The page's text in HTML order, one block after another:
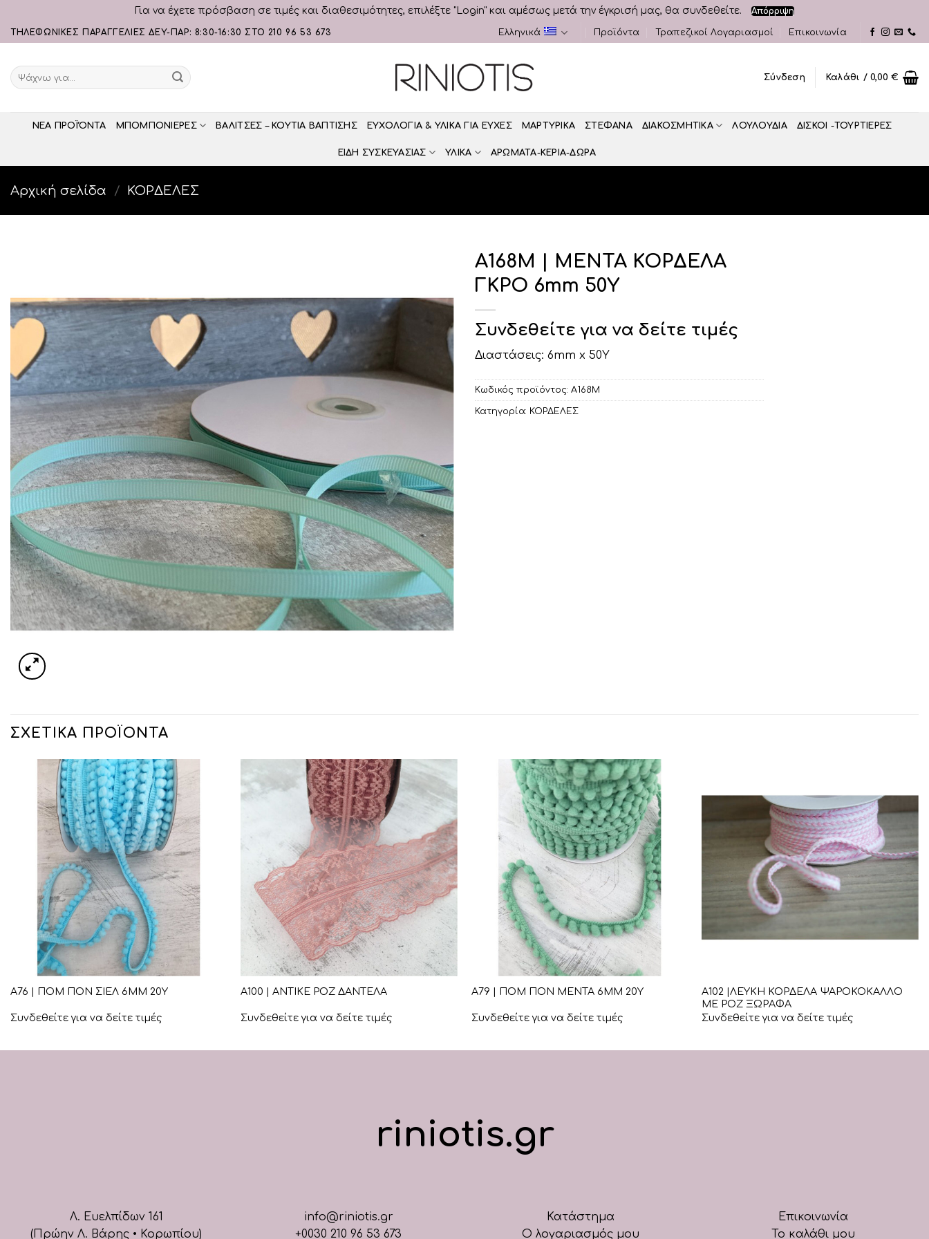
Για να έχετε πρόσβαση σε τιμές και διαθεσιμότητες, επιλέξτε "Login" και αμέσως μετά την έγκρισή μας, θα συνδεθείτε. Απόρριψη
Skip
to
content
ΤΗΛΕΦΩΝΙΚΕΣ ΠΑΡΑΓΓΕΛΙΕΣ ΔΕΥ-ΠΑΡ: 8:30-16:30 ΣΤΟ 210 96 53 673 Ελληνικά Προϊόντα Τραπεζικοί Λογαριασμοί Επικοινωνία
Αναζήτηση
για:
Σύνδεση Καλάθι /0,00€
ΝΕΑ ΠΡΟΪΌΝΤΑ ΜΠΟΜΠΟΝΙΕΡΕΣ ΒΑΛΙΤΣΕΣ – ΚΟΥΤΙΑ ΒΑΠΤΙΣΗΣ ΕΥΧΟΛΟΓΙΑ & ΥΛΙΚΑ ΓΙΑ ΕΥΧΕΣ ΜΑΡΤΥΡΙΚΑ ΣΤΕΦΑΝΑ ΔΙΑΚΟΣΜΗΤΙΚA ΛΟΥΛΟΥΔΙΑ ΔΙΣΚΟΙ -ΤΟΥΡΤΙΕΡΕΣ
ΕΙΔΗ ΣΥΣΚΕΥΑΣΙΑΣ ΥΛΙΚΑ ΑΡΩΜΑΤΑ-ΚΕΡΙΑ-ΔΩΡΑ
Αρχική σελίδα / ΚΟΡΔΕΛΕΣ
Α168Μ | ΜΕΝΤΑ ΚΟΡΔΕΛΑ
ΓΚΡΟ 6mm 50Y
Συνδεθείτε για να δείτε τιμές
Διαστάσεις: 6mm x 50Y
Κωδικός προϊόντος: Α168Μ
Κατηγορία: ΚΟΡΔΕΛΕΣ
ΣΧΕΤΙΚΆ ΠΡΟΪΌΝΤΑ
Α76 | ΠΟΜ ΠΟΝ ΣΙΕΛ 6ΜΜ 20Υ
Συνδεθείτε για να δείτε τιμές
+
Α100 | ΑΝΤΙΚΕ ΡΟΖ ΔΑΝΤΕΛΑ
Συνδεθείτε για να δείτε τιμές
Α79 | ΠΟΜ ΠΟΝ ΜΕΝΤΑ 6ΜΜ 20Υ
Συνδεθείτε για να δείτε τιμές
Α102 |ΛΕΥΚΗ ΚΟΡΔΕΛΑ ΨΑΡΟΚΟΚΑΛΛΟ
ΜΕ ΡΟΖ ΞΩΡΑΦΑ
Συνδεθείτε για να δείτε τιμές
riniotis.gr
Λ. Ευελπίδων 161
(Πρώην Λ. Βάρης • Κορωπίου)
info@riniotis.gr
+0030 210 96 53 673
Κατάστημα
Ο λογαριασμός μου
Επικοινωνία
Το καλάθι μου